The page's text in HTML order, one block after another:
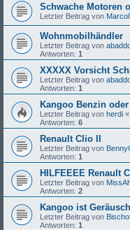
Schwache Motoren
Letzter Beitrag von
Wohnmobilhändler
Letzter Beitrag von
Antworten: 1
XXXXX Vorsicht
Letzter Beitrag von
Antworten: 1
Kangoo Benzin oder
Letzter Beitrag von herdi «
Antworten: 6
Renault Clio II
Letzter Beitrag von
Antworten: 1
HILFEEEE Renault
Letzter Beitrag von
Antworten: 2
Kangoo ist
Letzter Beitrag von
Antworten: 1